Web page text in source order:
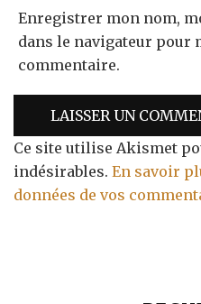
Enregistrer mon nom,
dans le navigateur pour
commentaire.
Ce site utilise Akismet
indésirables. En savoir
données de vos